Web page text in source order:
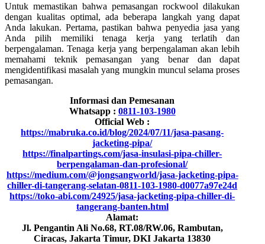
Untuk memastikan bahwa pemasangan rockwool dilakukan
dengan kualitas optimal, ada beberapa langkah yang dapat
Anda lakukan. Pertama, pastikan bahwa penyedia jasa yang
Anda pilih memiliki tenaga kerja yang terlatih dan
berpengalaman. Tenaga kerja yang berpengalaman akan lebih
memahami teknik pemasangan yang benar dan dapat
mengidentifikasi masalah yang mungkin muncul selama proses
pemasangan.
Informasi dan Pemesanan
Whatsapp : 0811-103-1980
Official Web :
https://mabruka.co.id/blog/2024/07/11/jasa-pasang-
jacketing-pipa/
https://finalpartings.com/jasa-insulasi-pipa-chiller-
berpengalaman-dan-profesional/
https://medium.com/@jongsangworld/jasa-jacketing-pipa-
chiller-di-tangerang-selatan-0811-103-1980-d0077a97e24d
https://toko-abi.com/24925/jasa-jacketing-pipa-chiller-di-
tangerang-banten.html
Alamat:
Jl. Pengantin Ali No.68, RT.08/RW.06, Rambutan,
Ciracas, Jakarta Timur, DKI Jakarta 13830